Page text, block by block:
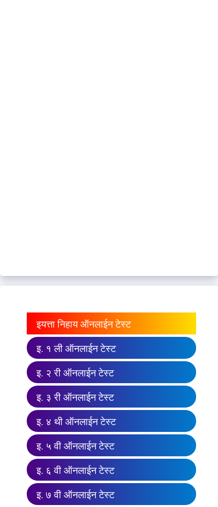
इयत्ता निहाय ऑनलाईन टेस्ट
इ. १ ली ऑनलाईन टेस्ट
इ. २ री ऑनलाईन टेस्ट
इ. ३ री ऑनलाईन टेस्ट
इ. ४ थी ऑनलाईन टेस्ट
इ. ५ वी ऑनलाईन टेस्ट
इ. ६ वी ऑनलाईन टेस्ट
इ. ७ वी ऑनलाईन टेस्ट